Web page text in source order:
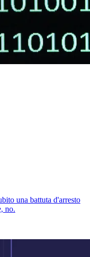
una battuta d'arresto
no.